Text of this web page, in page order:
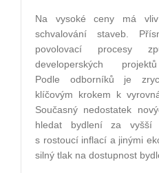
Na vysoké ceny má
schvalování staveb.
povolovací procesy
developerských
Podle odborníků je
klíčovým krokem k
Současný nedostatek
hledat bydlení za vyšší
s rostoucí inflací a jinými
silný tlak na dostupnost